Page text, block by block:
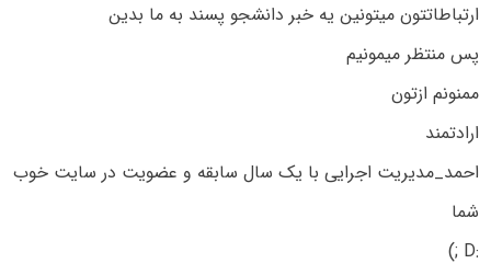
ارتباطاتتون میتونین یه خبر دانشجو پسند به ما بدین
پس منتظر میمونیم
ممنونم ازتون
ارادتمند
احمد_مدیریت اجرایی با یک سال سابقه و عضویت در سایت خوب
شما
:D ;)